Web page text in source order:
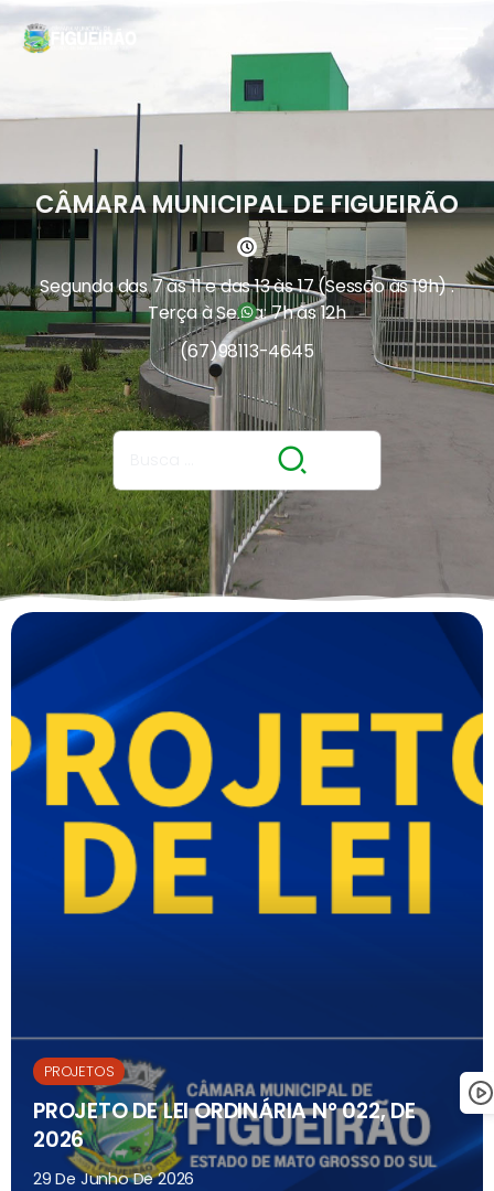
CÂMARA MUNICIPAL DE FIGUEIRÃO
Segunda das 7 às 11 e das 13 às 17 (Sessão às 19h) .
Terça à Sexta: 7h às 12h
(67)98113-4645
PROJETOS
PROJETO DE LEI ORDINÁRIA N° 022, DE
2026
29 De Junho De 2026